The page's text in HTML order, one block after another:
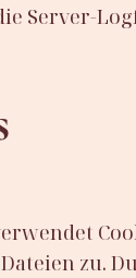
Server-
zu.